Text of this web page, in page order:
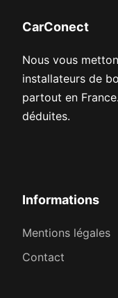
CarConect
Nous vous
installateurs de
partout en
déduites.
Informations
Mentions légales
Contact